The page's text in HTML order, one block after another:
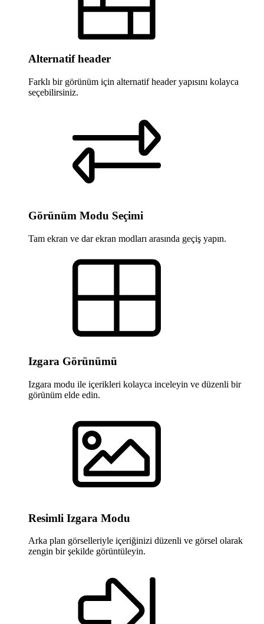
Alternatif header
Farklı bir görünüm için alternatif header yapısını kolayca
seçebilirsiniz.
Görünüm Modu Seçimi
Tam ekran ve dar ekran modları arasında geçiş yapın.
Izgara Görünümü
Izgara modu ile içerikleri kolayca inceleyin ve düzenli bir
görünüm elde edin.
Resimli Izgara Modu
Arka plan görselleriyle içeriğinizi düzenli ve görsel olarak
zengin bir şekilde görüntüleyin.